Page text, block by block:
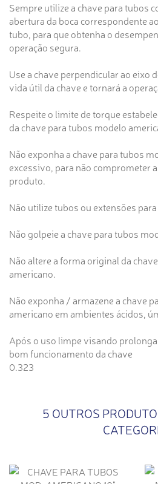
Sempre utilize a chave para tubos
abertura da boca correspondente
tubo, para que obtenha o
operação segura.
Use a chave perpendicular ao eixo
vida útil da chave e tornará a
Respeite o limite de torque
da chave para tubos modelo
Não exponha a chave para tubos
excessivo, para não comprometer
produto.
Não utilize tubos ou extensões
Não golpeie a chave para tubos
Não altere a forma original da
americano.
Não exponha / armazene a chave
americano em ambientes ácidos,
Após o uso limpe visando
bom funcionamento da chave
0.323
5 OUTROS